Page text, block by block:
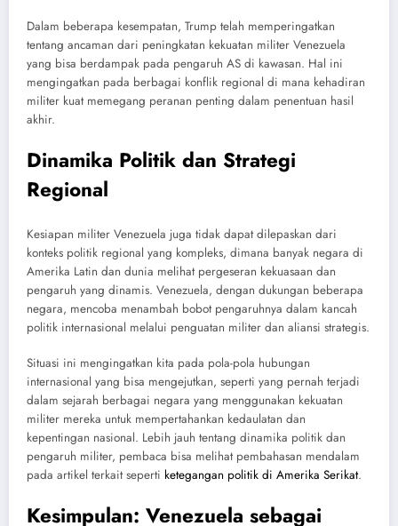
Dalam beberapa kesempatan, Trump telah memperingatkan
tentang ancaman dari peningkatan kekuatan militer Venezuela
yang bisa berdampak pada pengaruh AS di kawasan. Hal ini
mengingatkan pada berbagai konflik regional di mana kehadiran
militer kuat memegang peranan penting dalam penentuan hasil
akhir.
Dinamika Politik dan Strategi
Regional
Kesiapan militer Venezuela juga tidak dapat dilepaskan dari
konteks politik regional yang kompleks, dimana banyak negara di
Amerika Latin dan dunia melihat pergeseran kekuasaan dan
pengaruh yang dinamis. Venezuela, dengan dukungan beberapa
negara, mencoba menambah bobot pengaruhnya dalam kancah
politik internasional melalui penguatan militer dan aliansi strategis.
Situasi ini mengingatkan kita pada pola-pola hubungan
internasional yang bisa mengejutkan, seperti yang pernah terjadi
dalam sejarah berbagai negara yang menggunakan kekuatan
militer mereka untuk mempertahankan kedaulatan dan
kepentingan nasional. Lebih jauh tentang dinamika politik dan
pengaruh militer, pembaca bisa melihat pembahasan mendalam
pada artikel terkait seperti ketegangan politik di Amerika Serikat.
Kesimpulan: Venezuela sebagai